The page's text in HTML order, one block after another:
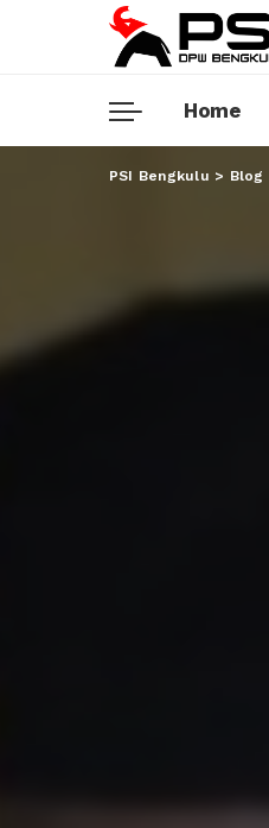
Home
PSI Bengkulu > Blog